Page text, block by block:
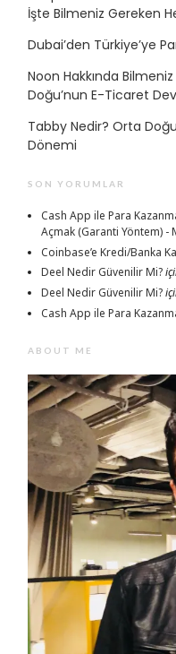
İşte Bilmeniz Gereken
Dubai’den Türkiye’ye
Noon Hakkında
Doğu’nun E-Ticaret
Tabby Nedir? Orta
Dönemi
SON YORUMLAR
Cash App ile Para
Açmak (Garanti Yöntem) -
Coinbase’e Kredi/Banka
Deel Nedir Güvenilir Mi?
Deel Nedir Güvenilir Mi?
Cash App ile Para
ABOUT ME